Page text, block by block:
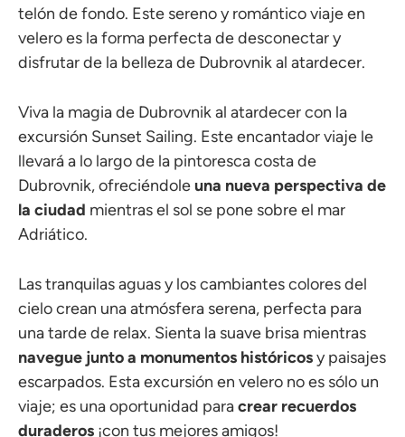
telón de fondo. Este sereno y romántico viaje en
velero es la forma perfecta de desconectar y
disfrutar de la belleza de Dubrovnik al atardecer.
Viva la magia de Dubrovnik al atardecer con la
excursión Sunset Sailing. Este encantador viaje le
llevará a lo largo de la pintoresca costa de
Dubrovnik, ofreciéndoleuna nueva perspectiva de
la ciudad mientras el sol se pone sobre el mar
Adriático.
Las tranquilas aguas y los cambiantes colores del
cielo crean una atmósfera serena, perfecta para
una tarde de relax. Sienta la suave brisa mientras
navegue junto a monumentos históricosy paisajes
escarpados. Esta excursión en velero no es sólo un
viaje; es una oportunidad paracrear recuerdos
duraderos ¡con tus mejores amigos!